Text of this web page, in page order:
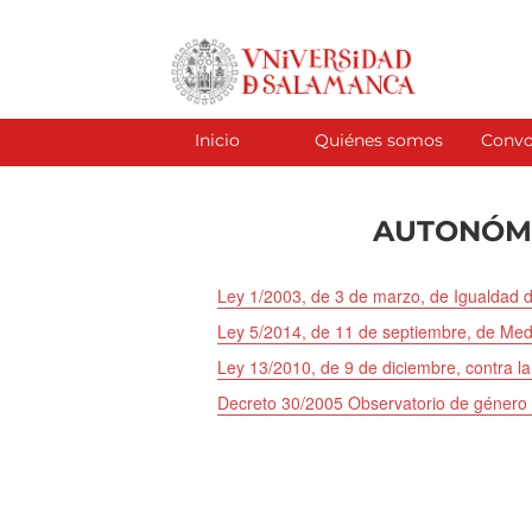
Inicio Quiénes somos
Ley 1/2003, de 3 de marzo, de Igualdad
Ley 5/2014, de 11 de septiembre, de
Ley 13/2010, de 9 de diciembre, contra
Decreto 30/2005 Observatorio de